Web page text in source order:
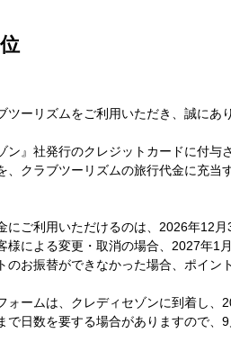
ツーリズムをご利用いただき、誠にあ
ン』社発行のクレジットカードに付
、クラブツーリズムの旅行代金に充
にご利用いただけるのは、2026年12月
様による変更・取消の場合、2027年1
のお振替ができなかった場合、ポイン
ォームは、クレディセゾンに到着し
で日数を要する場合がありますので、